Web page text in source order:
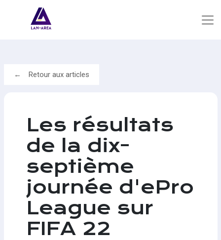
Retour aux articles
Les résultats
de la dix-
septième
journée d'ePro
League sur
FIFA 22